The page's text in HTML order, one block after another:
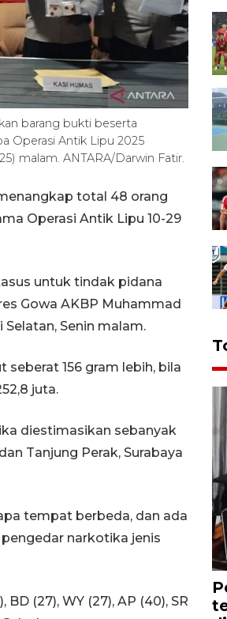
barang bukti beserta
Operasi Antik Lipu 2025
malam. ANTARA/Darwin Fatir.
total 48 orang
Operasi Antik Lipu 10-29
untuk tindak pidana
Gowa AKBP Muhammad
Senin malam.
156 gram lebih, bila
juta.
diestimasikan sebanyak
Tanjung Perak, Surabaya
tempat berbeda, dan ada
narkotika jenis
(27), WY (27), AP (40), SR